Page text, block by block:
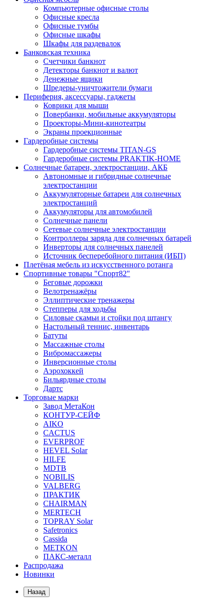
Компьютерные офисные столы
Офисные кресла
Офисные тумбы
Офисные шкафы
Шкафы для раздевалок
Банковская техника
Счетчики банкнот
Детекторы банкнот и валют
Денежные ящики
Шредеры-уничтожители бумаги
Периферия, аксессуары, гаджеты
Коврики для мыши
Повербанки, мобильные аккумуляторы
Проекторы-Мини-кинотеатры
Экраны проекционные
Гардеробные системы
Гардеробные системы TITAN-GS
Гардеробные системы PRAKTIK-HOME
Солнечные батареи, электростанции, АКБ
Автономные и гибридные солнечные
электростанции
Аккумуляторные батареи для солнечных
электростанций
Аккумуляторы для автомобилей
Солнечные панели
Сетевые солнечные электростанции
Контроллеры заряда для солнечных батарей
Инверторы для солнечных панелей
Источник бесперебойного питания (ИБП)
Плетёная мебель из искусственного ротанга
Спортивные товары "Спорт82"
Беговые дорожки
Велотренажёры
Эллиптические тренажеры
Степперы для ходьбы
Силовые скамьи и стойки под штангу
Настольный теннис, инвентарь
Батуты
Массажные столы
Вибромассажеры
Инверсионные столы
Аэрохоккей
Бильярдные столы
Дартс
Торговые марки
Завод МетаКон
КОНТУР-СЕЙФ
AIKO
CACTUS
EVERPROF
HEVEL Solar
HILFE
MDTB
NOBILIS
VALBERG
ПРАКТИК
CHAIRMAN
MERTECH
TOPRAY Solar
Safetronics
Cassida
METKON
ПАКС-металл
Распродажа
Новинки
Назад